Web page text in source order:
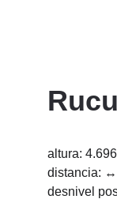
altura:
distancia: ↔
desnivel